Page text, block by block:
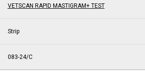
VETSCAN RAPID MASTIGRAM+ TEST
Strip
083-24/C